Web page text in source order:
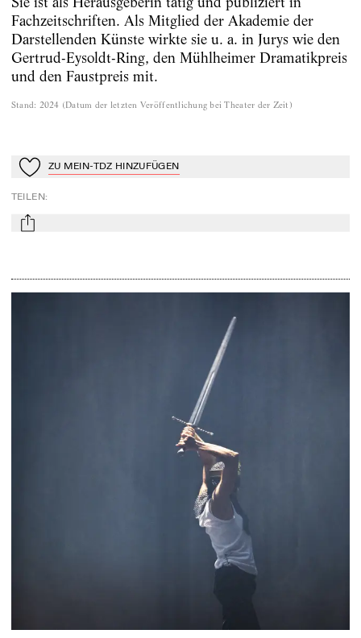
Fachzeitschriften. Als Mitglied der Akademie der
Darstellenden Künste wirkte sie u. a. in Jurys wie den
Gertrud-Eysoldt-Ring, den Mühlheimer Dramatikpreis
und den Faustpreis mit.
Stand: 2024 ( Datum der letzten Veröffentlichung bei Theater der Zeit )
Zu Mein-TdZ hinzufügen
ZU MEIN-TDZ HINZUFÜGEN
TEILEN:
mail